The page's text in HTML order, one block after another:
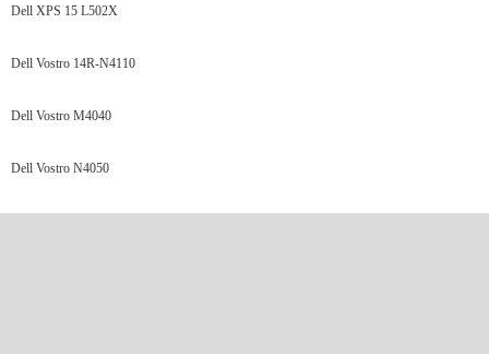
Dell XPS 15 L502X
Dell Vostro 14R-N4110
Dell Vostro M4040
Dell Vostro N4050